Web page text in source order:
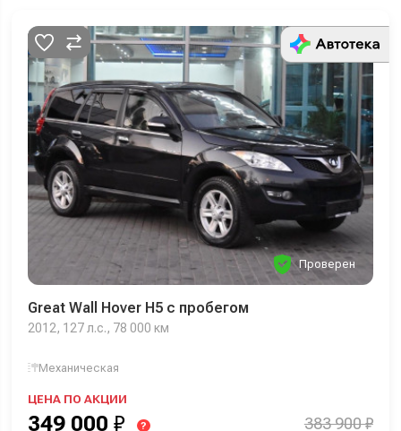
Проверен
Great Wall Hover H5 с пробегом
2012, 127 л.с., 78 000 км
Механическая
ЦЕНА ПО АКЦИИ
349 000 ₽ ? 383 900 ₽